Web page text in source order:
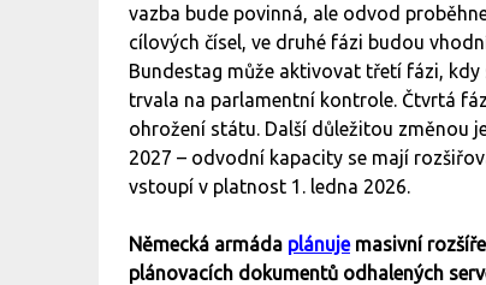
vazba bude povinná, ale odvod
cílových čísel, ve druhé fázi budou
Bundestag může aktivovat třetí fázi, kdy
trvala na parlamentní kontrole. Čtvrtá
ohrožení státu. Další důležitou změnou
2027 – odvodní kapacity se mají
vstoupí v platnost 1. ledna 2026.
Německá armáda plánujemasivní
plánovacích dokumentů odhalených